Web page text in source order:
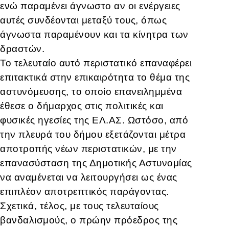
ενώ παραμένει άγνωστο αν οι ενέργειες
αυτές συνδέονται μεταξύ τους, όπως
άγνωστα παραμένουν και τα κίνητρα των
δραστών.
Το τελευταίο αυτό περιστατικό επαναφέρει
επιτακτικά στην επικαιρότητα το θέμα της
αστυνόμευσης, το οποίο επανειλημμένα
έθεσε ο δήμαρχος στις πολιτικές και
φυσικές ηγεσίες της ΕΛ.ΑΣ. Ωστόσο, από
την πλευρά του δήμου εξετάζονται μέτρα
αποτροπής νέων περιστατικών, με την
επανασύσταση της Δημοτικής Αστυνομίας
να αναμένεται να λειτουργήσει ως ένας
επιπλέον αποτρεπτικός παράγοντας.
Σχετικά, τέλος, με τους τελευταίους
βανδαλισμούς, ο πρώην πρόεδρος της